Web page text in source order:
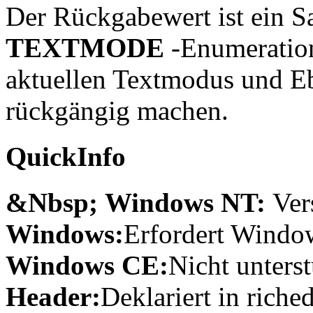
Der Rückgabewert ist ein
TEXTMODE -
aktuellen Textmodus und
rückgängig machen.
QuickInfo
&Nbsp; Windows NT:
Windows:Erfordert
Windows CE:Nicht
Header:Deklariert in